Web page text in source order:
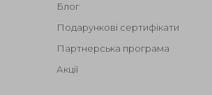
Блог
Подарункові сертифікати
Партнерська програма
Акції